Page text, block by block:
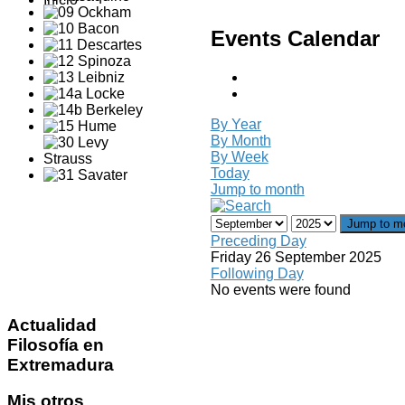
Events Calendar
By Year
By Month
By Week
Today
Jump to month
Jump to
Preceding Day
Friday 26 September 2025
Following Day
No events were found
Actualidad
Filosofía en
Extremadura
Mis otros